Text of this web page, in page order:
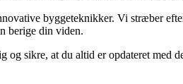
byggeteknikker. Vi stræber
berige din viden.
sikre, at du altid er opdateret med